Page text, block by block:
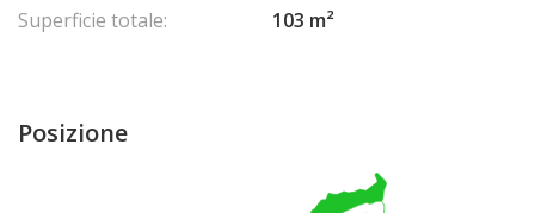
Superficie totale:
103 m²
Posizione